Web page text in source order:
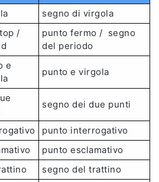
segno di virgola
/
punto fermo / segno
del periodo
e
punto e virgola
segno dei due punti
punto interrogativo
punto esclamativo
segno del trattino